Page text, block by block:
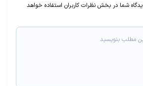
شما در بخش نظرات کاربران استفاده خواهد